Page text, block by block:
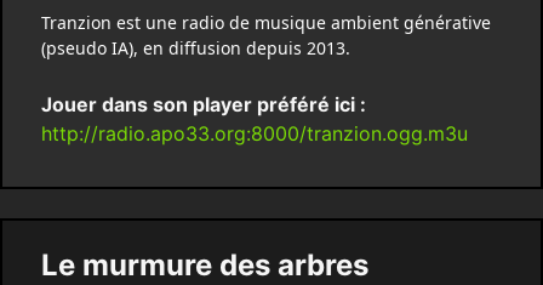
Tranzion est une radio de musique ambient générative
(pseudo IA), en diffusion depuis 2013.
Jouer dans son player préféré ici :
http://radio.apo33.org:8000/tranzion.ogg.m3u
Le murmure des arbres